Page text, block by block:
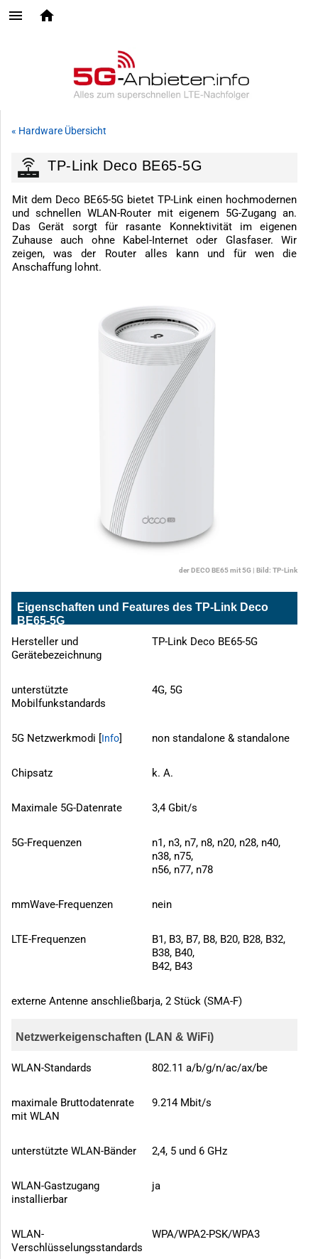
« Hardware Übersicht
TP-Link Deco BE65-5G
Mit dem Deco BE65-5G bietet TP-Link einen hochmodernen
und schnellen WLAN-Router mit eigenem 5G-Zugang an.
Das Gerät sorgt für rasante Konnektivität im eigenen
Zuhause auch ohne Kabel-Internet oder Glasfaser. Wir
zeigen, was der Router alles kann und für wen die
Anschaffung lohnt.
der DECO BE65 mit 5G | Bild: TP-Link
Eigenschaften und Features des TP-Link Deco
BE65-5G
Hersteller und
Gerätebezeichnung
TP-Link Deco BE65-5G
unterstützte
Mobilfunkstandards
4G, 5G
5G Netzwerkmodi [ Info] non standalone & standalone
Chipsatz k. A.
Maximale 5G-Datenrate 3,4 Gbit/s
5G-Frequenzen
n1, n3, n7, n8, n20, n28, n40,
n38, n75,
n56, n77, n78
mmWave-Frequenzen nein
LTE-Frequenzen
B1, B3, B7, B8, B20, B28, B32,
B38, B40,
B42, B43
externe Antenne anschließbarja, 2 Stück (SMA-F)
Netzwerkeigenschaften (LAN & WiFi)
WLAN-Standards 802.11 a/b/g/n/ac/ax/be
maximale Bruttodatenrate
mit WLAN
9.214 Mbit/s
unterstützte WLAN-Bänder 2,4, 5 und 6 GHz
WLAN-Gastzugang
installierbar
ja
WLAN-
Verschlüsselungsstandards
WPA/WPA2-PSK/WPA3